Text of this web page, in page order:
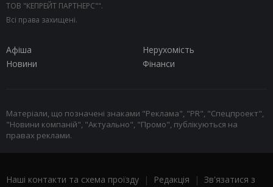
ТОВ "КЕПРЕЙТ ПАРТНЕРС"".
Всі права захищені.
Афіша
Нерухомість
Новини
Фінанси
Матеріали, що позначені знаками "Реклама", "PR", "Спецпроект",
"Новини компаній", "Актуально", "Промо", публікуються на
правах реклами.
Наші контакти та схема проїзду | Редакція | Зв'язатися з